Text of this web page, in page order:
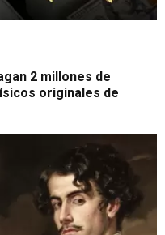
2 millones de
originales de